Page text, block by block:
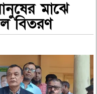
মাঝে
বিতরণ